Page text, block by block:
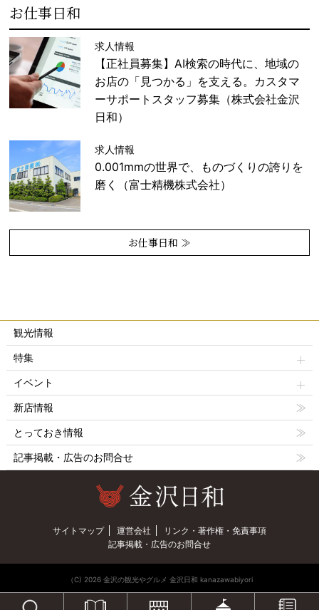
お仕事日和
求人情報
【正社員募集】AI検索の時代に、地域の
お店の「見つかる」を支える。カスタマ
ーサポートスタッフ募集（株式会社金沢
日和）
求人情報
0.001mmの世界で、ものづくりの誇りを
磨く（富士精機株式会社）
お仕事日和 ≫
観光情報
特集
イベント
新店情報
とっておき情報
記事掲載・広告のお問合せ
サイトマップ 運営会社
リンク・著作権・免責事項
記事掲載・広告のお問合せ
（C) 2026 金沢の観光やグルメ 金沢日和 kanazawabiyori